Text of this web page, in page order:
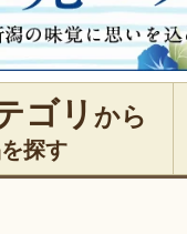
ゴリ から
探す